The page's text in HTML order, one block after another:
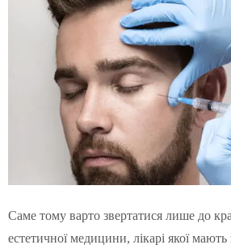
Саме тому варто звертатися лише до
естетичної медицини, лікарі якої